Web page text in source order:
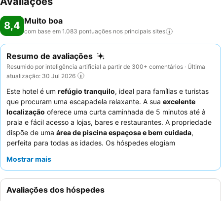
8,4 Muito boa
com base em 1.083 pontuações nos principais sites
Resumo de avaliações
Resumido por inteligência artificial a partir de 300+ comentários · Última
atualização: 30 Jul 2026
Este hotel é um refúgio tranquilo, ideal para famílias e turistas
que procuram uma escapadela relaxante. A sua excelente
localização oferece uma curta caminhada de 5 minutos até à
praia e fácil acesso a lojas, bares e restaurantes. A propriedade
dispõe de uma área de piscina espaçosa e bem cuidada,
perfeita para todas as idades. Os hóspedes elogiam
apreciam a conveniência do bar no local. Para uma estadia mais
Mostrar mais
Avaliações dos hóspedes